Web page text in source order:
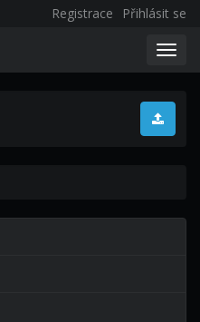
Registrace Přihlásit se